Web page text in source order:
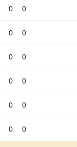
0 0
0 0
0 0
0 0
0 0
0 0